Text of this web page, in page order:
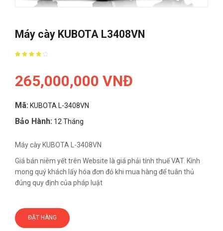
Máy cày KUBOTA L3408VN
265,000,000 VNĐ
Mã: KUBOTA L-3408VN
Bảo Hành: 12 Tháng
Máy cày KUBOTA L-3408VN
Giá bán niêm yết trên Website là giá phải tính thuế VAT. Kính
mong quý khách lấy hóa đơn đỏ khi mua hàng để tuân thủ
đúng quy định của pháp luật
ĐẶT HÀNG